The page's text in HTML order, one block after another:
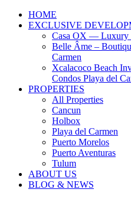
HOME
EXCLUSIVE
Casa OX — Luxury
Belle Âme –
Carmen
Xcalacoco Beach
Condos Playa del
PROPERTIES
All Properties
Cancun
Holbox
Playa del Carmen
Puerto Morelos
Puerto Aventuras
Tulum
ABOUT US
BLOG & NEWS